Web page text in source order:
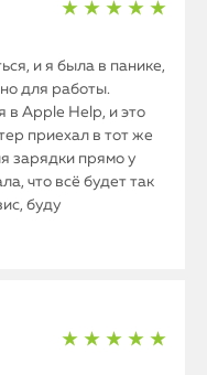
★ ★ ★ ★ ★
и я была в панике,
для работы.
в Apple Help, и это
приехал в тот же
зарядки прямо у
что всё будет так
буду
★ ★ ★ ★ ★